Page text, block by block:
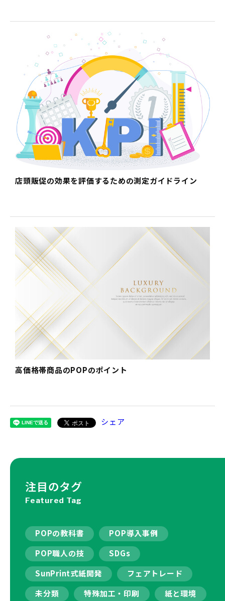
店頭販促の効果を評価するための測定ガイドライン
高価格帯商品のPOPのポイント
シェア
注目のタグ
Featured Tag
POPの教科書
POP導入事例
POP職人の技
SDGs
SunPrint式紙開発
フェアトレード
未分類
特殊加工・印刷
紙と環境